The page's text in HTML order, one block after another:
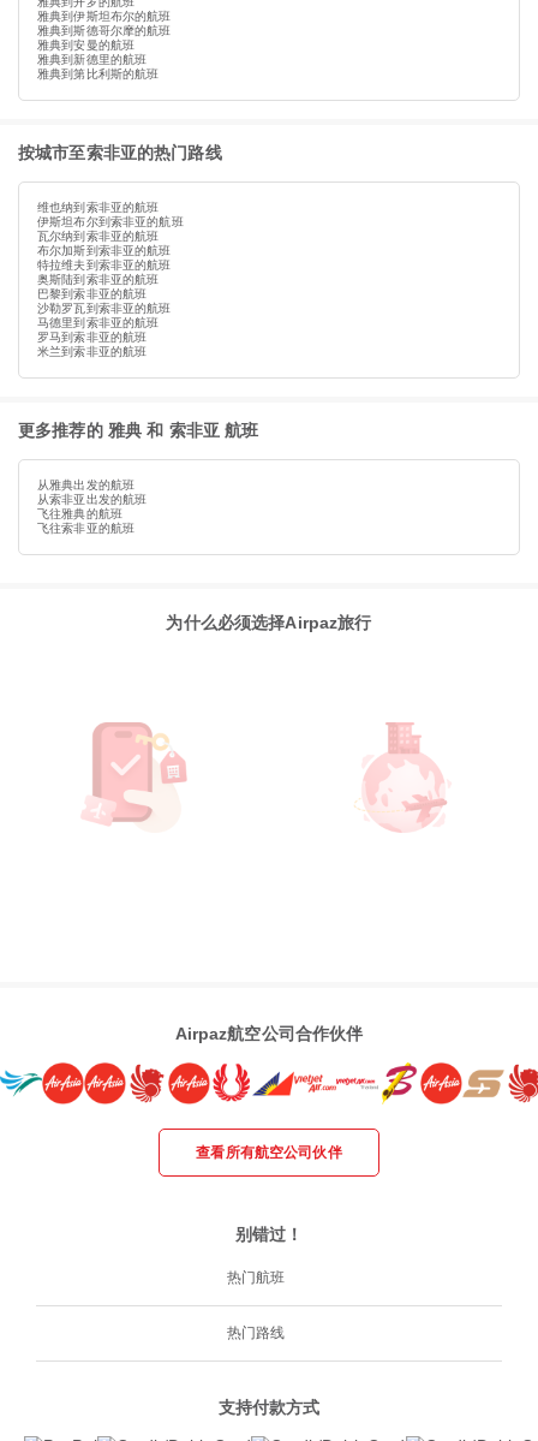
雅典到伊斯坦布尔的航班
雅典到斯德哥尔摩的航班
雅典到安曼的航班
雅典到新德里的航班
雅典到第比利斯的航班
按城市至索非亚的热门路线
维也纳到索非亚的航班
伊斯坦布尔到索非亚的航班
瓦尔纳到索非亚的航班
布尔加斯到索非亚的航班
特拉维夫到索非亚的航班
奥斯陆到索非亚的航班
巴黎到索非亚的航班
沙勒罗瓦到索非亚的航班
马德里到索非亚的航班
罗马到索非亚的航班
米兰到索非亚的航班
更多推荐的 雅典 和 索非亚 航班
从雅典出发的航班
从索非亚出发的航班
飞往雅典的航班
飞往索非亚的航班
为什么必须选择Airpaz旅行
Airpaz航空公司合作伙伴
查看所有航空公司伙伴
别错过！
热门航班
热门路线
支持付款方式